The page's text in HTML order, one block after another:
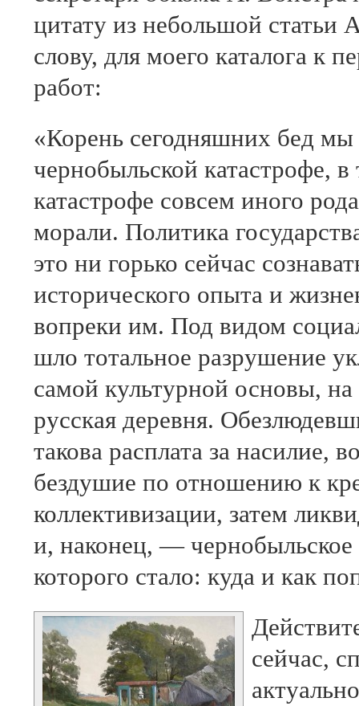
цитату из небольшой статьи
слову, для моего каталога к
работ:
«Корень сегодняшних бед
чернобыльской катастрофе,
катастрофе совсем иного
морали. Политика
это ни горько сейчас
исторического опыта и
вопреки им. Под видом
шло тотальное разрушение
самой культурной основы, на
русская деревня.
такова расплата за насилие,
бездушие по отношению к
коллективизации, затем
и, наконец, —
которого стало: куда и как
сейчас,